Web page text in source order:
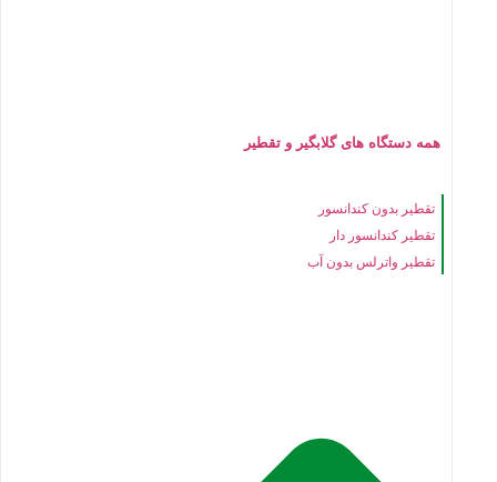
همه دستگاه های گلابگیر و تقطیر
تقطیر بدون کندانسور
تقطیر کندانسور دار
تقطیر واترلس بدون آب